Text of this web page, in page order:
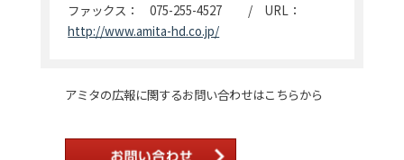
ファックス： 075-255-4527 / URL：
http://www.amita-hd.co.jp/
アミタの広報に関するお問い合わせはこちらから